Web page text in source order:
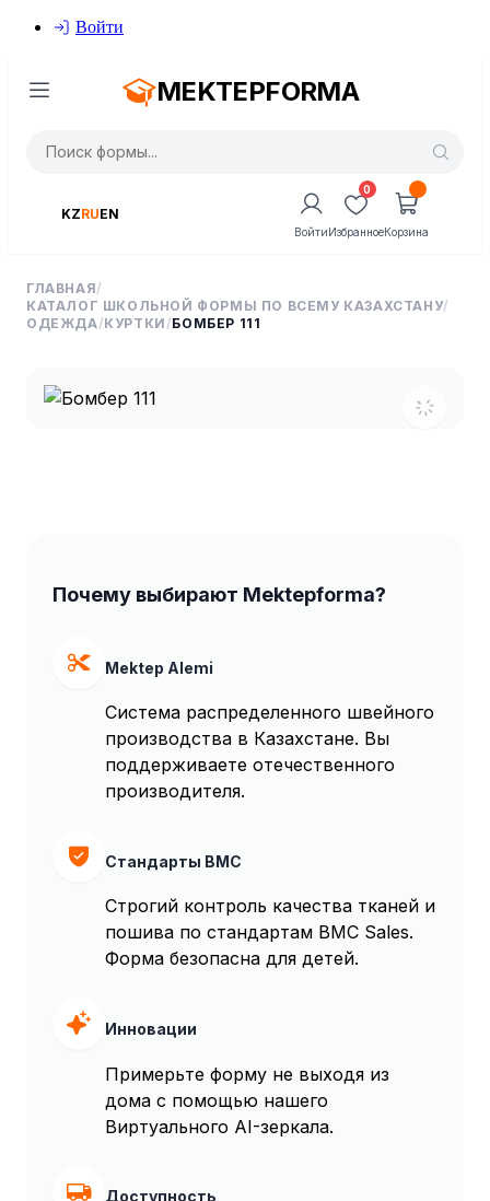
Войти
MEKTEPFORMA
KZRUEN
Войти
0
ИзбранноеКорзина
ГЛАВНАЯ/
КАТАЛОГ ШКОЛЬНОЙ ФОРМЫ ПО ВСЕМУ КАЗАХСТАНУ/
ОДЕЖДА/КУРТКИ /БОМБЕР 111
Почему выбирают Mektepforma?
Mektep Alemi
Система распределенного швейного
производства в Казахстане. Вы
поддерживаете отечественного
производителя.
Стандарты BMC
Строгий контроль качества тканей и
пошива по стандартам BMC Sales.
Форма безопасна для детей.
Инновации
Примерьте форму не выходя из
дома с помощью нашего
Виртуального AI-зеркала.
Доступность